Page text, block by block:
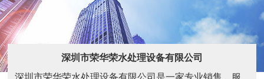
为大学学历。 企业主营：家用纯水机、商用纯水机、直
饮机、超滤机、净水器、工业（RO）反渗透纯水机、...